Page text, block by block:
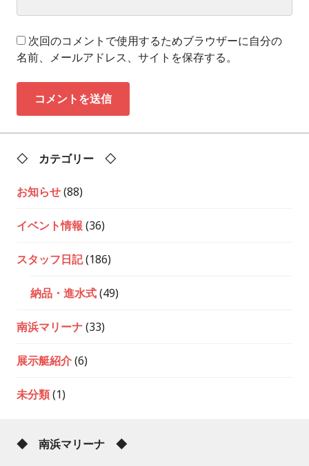
次回のコメントで使用するためブラウザーに自分の
名前、メールアドレス、サイトを保存する。
◇ カテゴリー ◇
お知らせ(88)
イベント情報 (36)
スタッフ日記(186)
納品・進水式(49)
南浜マリーナ(33)
展示艇紹介(6)
未分類(1)
◆ 南浜マリーナ ◆